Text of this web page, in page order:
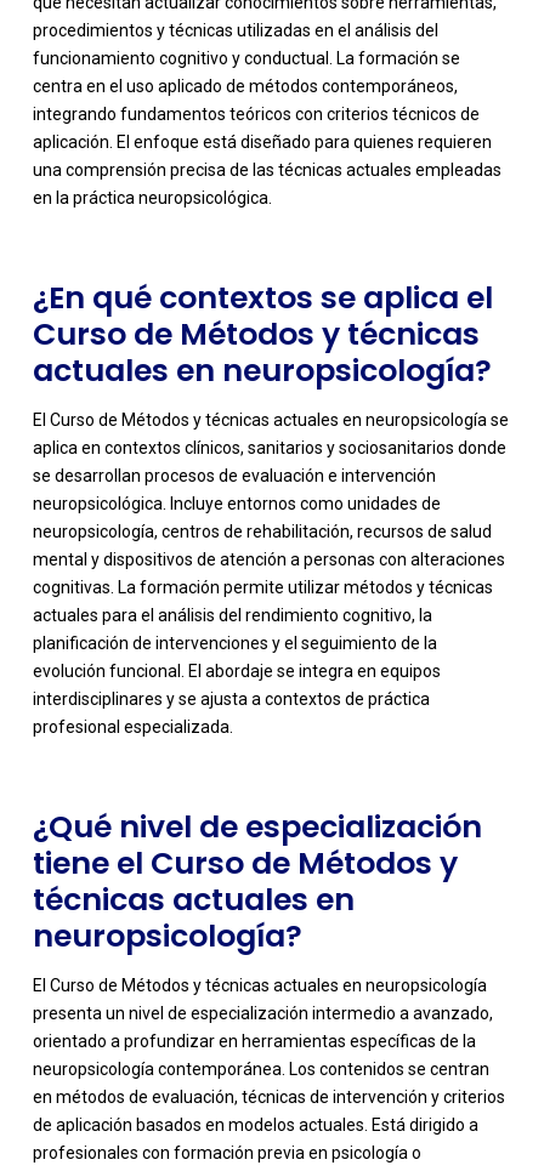
procedimientos y técnicas utilizadas en el análisis del
funcionamiento cognitivo y conductual. La formación se
centra en el uso aplicado de métodos contemporáneos,
integrando fundamentos teóricos con criterios técnicos de
aplicación. El enfoque está diseñado para quienes requieren
una comprensión precisa de las técnicas actuales empleadas
en la práctica neuropsicológica.
-
¿En qué contextos se aplica el
Curso de Métodos y técnicas
actuales en neuropsicología?
El Curso de Métodos y técnicas actuales en neuropsicología se
aplica en contextos clínicos, sanitarios y sociosanitarios donde
se desarrollan procesos de evaluación e intervención
neuropsicológica. Incluye entornos como unidades de
neuropsicología, centros de rehabilitación, recursos de salud
mental y dispositivos de atención a personas con alteraciones
cognitivas. La formación permite utilizar métodos y técnicas
actuales para el análisis del rendimiento cognitivo, la
planificación de intervenciones y el seguimiento de la
evolución funcional. El abordaje se integra en equipos
interdisciplinares y se ajusta a contextos de práctica
profesional especializada.
-
¿Qué nivel de especialización
tiene el Curso de Métodos y
técnicas actuales en
neuropsicología?
El Curso de Métodos y técnicas actuales en neuropsicología
presenta un nivel de especialización intermedio a avanzado,
orientado a profundizar en herramientas específicas de la
neuropsicología contemporánea. Los contenidos se centran
en métodos de evaluación, técnicas de intervención y criterios
de aplicación basados en modelos actuales. Está dirigido a
profesionales con formación previa en psicología o
-